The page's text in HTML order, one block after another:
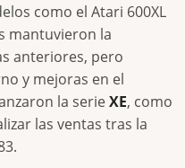
como el Atari 600XL
mantuvieron la
anteriores, pero
y mejoras en el
la serieXE, como
las ventas tras la